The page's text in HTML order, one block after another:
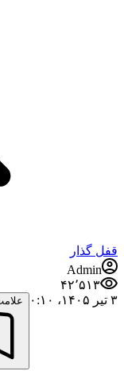
قفل گذار
Admin
۴۲٬۵۱۳
۳ تیر ۱۴۰۵،‏ ۰:۱۰